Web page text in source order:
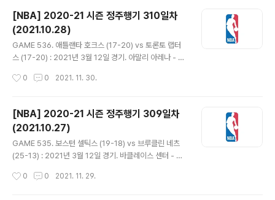
해주고 제이든 맥대니얼스가 점퍼에 3점 넣으며 21-28
추격. 27-34 1쿼터 종료. - 잭슨 헤이즈가 팔로우업 덩크
에 블락하는 등 자신의 역할 잘 해내. 미네소타는 맥대니얼
스가 좋은 슛감 이어가고 나즈 리드 3점에 드라이브 인 레
후 체공시간 이용해 득점하며 48-46 역전. 에드워즈..
[NBA] 2020-21 시즌 정주행기 310일차
(2021.10.28)
GAME 536. 애틀랜타 호크스 (17-20) vs 토론토 랩터
스 (17-20) : 2021년 3월 12일 경기. 아말리 아레나 - 파
말라카이 플린은 안전 프로토콜로 결장하고 스탠리 존슨과
파울 획득, 추가 자유투 실패했으나 또 공격 리바운드 따내
며 토니 스넬 3점으로 한 포제션 5점 획득. 토론토 슛 난조
보이는 사이 트레이 영이 연달아 림어택도 하고 딥쓰리 넣
으면서 애틀랜타가 더블스코어로 앞서갔다. 토론토는 자유
추격. 다닐로 갈리나리와 솔로몬 힐 등이 벤치에서 나와서..
0 0 2021. 11. 30.
[NBA] 2020-21 시즌 정주행기 309일차
(2021.10.27)
GAME 535. 보스턴 셀틱스 (19-18) vs 브루클린 네츠
(25-13) : 2021년 3월 12일 경기. 바클레이스 센터 - 보
풀린 블레이크 그리핀과 계약했으나 왼쪽 무릎부상으로 아
0 0 2021. 11. 29.